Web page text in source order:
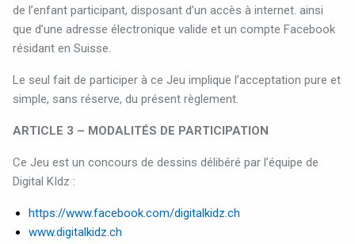
de l’enfant participant, disposant d’un accès à internet. ainsi
que d’une adresse électronique valide et un compte Facebook
résidant en Suisse.
Le seul fait de participer à ce Jeu implique l’acceptation pure et
simple, sans réserve, du présent règlement.
ARTICLE 3 – MODALITÉS DE PARTICIPATION
Ce Jeu est un concours de dessins délibéré par l’équipe de
Digital KIdz :
https://www.facebook.com/digitalkidz.ch
www.digitalkidz.ch